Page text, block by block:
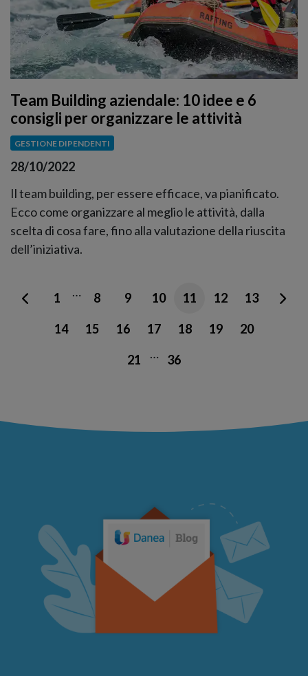
Team Building aziendale: 10 idee e 6
consigli per organizzare le attività
GESTIONE DIPENDENTI
28/10/2022
Il team building, per essere efficace, va pianificato.
Ecco come organizzare al meglio le attività, dalla
scelta di cosa fare, fino alla valutazione della riuscita
dell’iniziativa.
1 … 8 9 10 11 12 13
14 15 16 17 18 19 20
21 … 36